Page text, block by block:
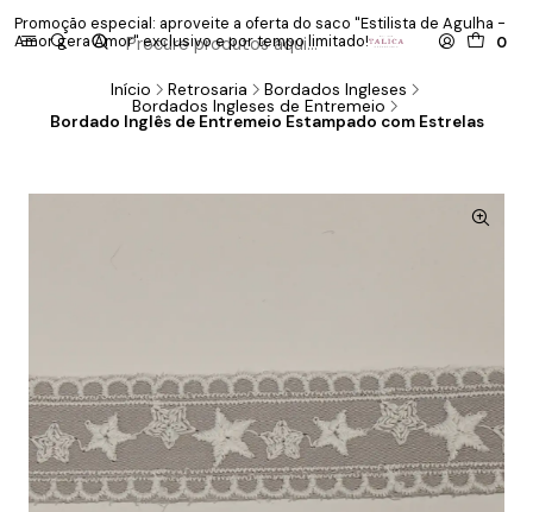
0
Promoção especial: aproveite a oferta do saco "Estilista de Agulha -
Amor gera Amor" exclusivo e por tempo limitado!
Início Retrosaria
Bordados Ingleses
Bordados Ingleses de Entremeio
Bordado Inglês de Entremeio Estampado com Estrelas